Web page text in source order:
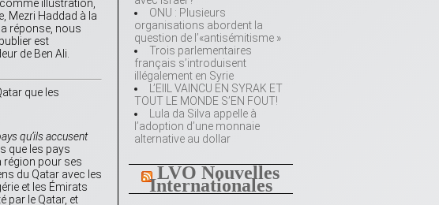
ONU : Plusieurs
organisations abordent la
question de l’«antisémitisme »
Trois parlementaires
français s’introduisent
illégalement en Syrie
L’EIIL VAINCU EN SYRAK ET
TOUT LE MONDE S’EN FOUT!
Lula da Silva appelle à
l’adoption d’une monnaie
alternative au dollar
LVO Nouvelles
Internationales
illustration,
Mezri Haddad à la
réponse, nous
est
de Ben Ali.
que les
qu’ils accusent
que les pays
région pour ses
du Qatar avec les
et les Émirats
par le Qatar, et